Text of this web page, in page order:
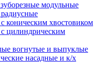
модульные
коническим хвостовиком
цилиндрическим
вогнутые и выпуклые
насадные и к/х